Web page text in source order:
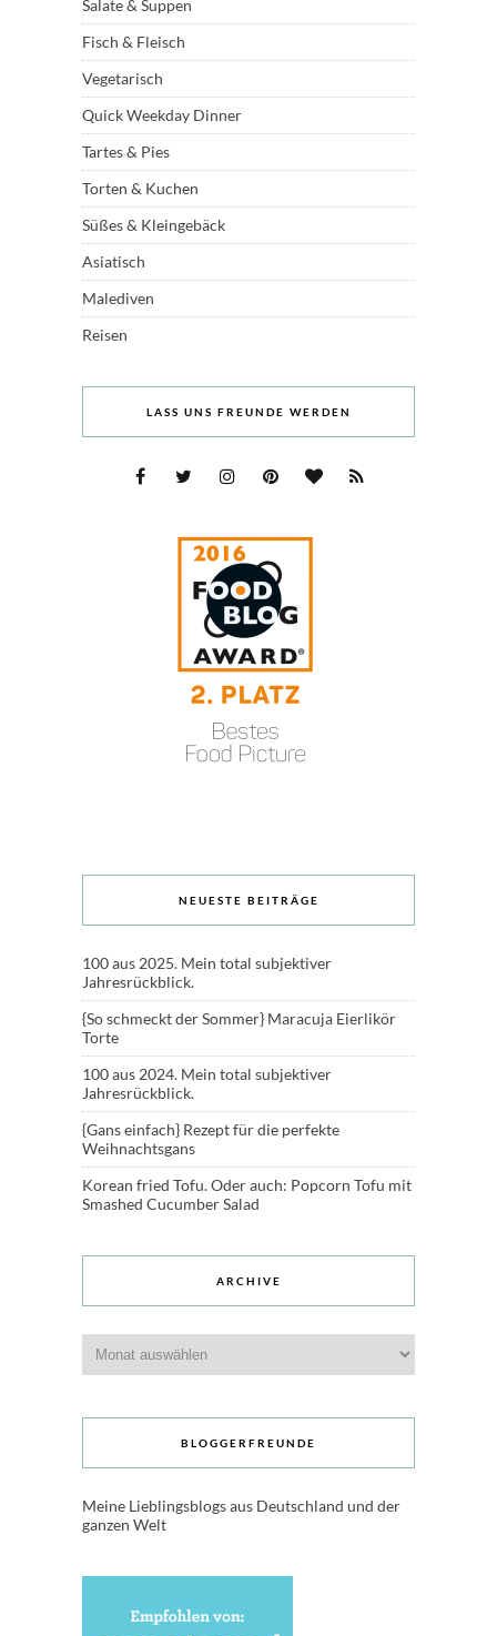
Salate & Suppen
Fisch & Fleisch
Vegetarisch
Quick Weekday Dinner
Tartes & Pies
Torten & Kuchen
Süßes & Kleingebäck
Asiatisch
Malediven
Reisen
LASS UNS FREUNDE WERDEN
NEUESTE BEITRÄGE
100 aus 2025. Mein total subjektiver
Jahresrückblick.
{So schmeckt der Sommer} Maracuja Eierlikör
Torte
100 aus 2024. Mein total subjektiver
Jahresrückblick.
{Gans einfach} Rezept für die perfekte
Weihnachtsgans
Korean fried Tofu. Oder auch: Popcorn Tofu mit
Smashed Cucumber Salad
ARCHIVE
BLOGGERFREUNDE
Meine Lieblingsblogs aus Deutschland und der
ganzen Welt